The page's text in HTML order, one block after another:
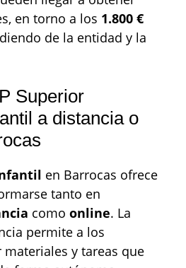
en torno a los 1.800 €
de la entidad y la
Superior
a distancia o
en Barrocas ofrece
tanto en
como online. La
permite a los
y tareas que